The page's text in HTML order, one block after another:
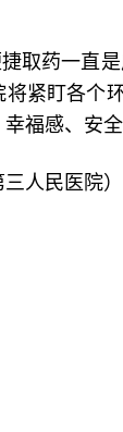
取药一直
将紧盯各个
福感、安全
人民医院）